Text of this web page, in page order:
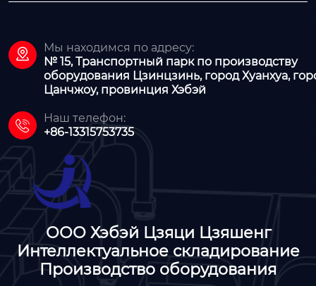

Мы находимся по адресу:
№ 15, Транспортный парк по производству
оборудования Цзинцзинь, город Хуанхуа,
Цанчжоу, провинция Хэбэй

Наш телефон:
+86-13315753735
ООО Хэбэй Цзяци Цзяшенг
Интеллектуальное складирование
Производство оборудования